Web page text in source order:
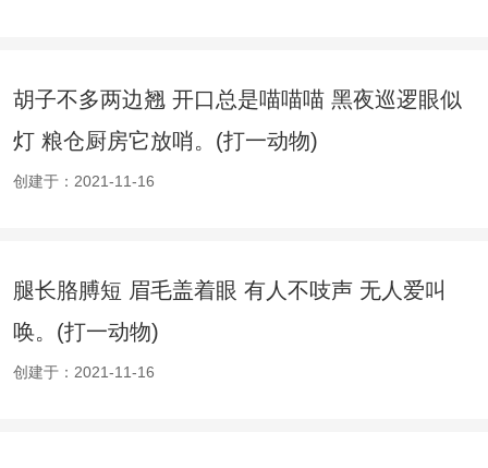
胡子不多两边翘 开口总是喵喵喵 黑夜巡逻眼似
灯 粮仓厨房它放哨。(打一动物)
创建于：2021-11-16
腿长胳膊短 眉毛盖着眼 有人不吱声 无人爱叫
唤。(打一动物)
创建于：2021-11-16